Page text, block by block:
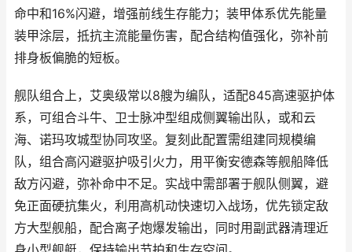
命中和16%闪避，增强前线生存能力；装甲体系优先能量
装甲涂层，抵抗主流能量伤害，配合结构值强化，弥补前
排身板偏脆的短板。
舰队组合上，艾奥级常以8艘为编队，适配845高速驱护体
系，可组合斗牛、卫士脉冲型组成侧翼输出队，或和云
海、诺玛攻城型协同攻坚。复刻此配置需组建同规模编
队，组合高闪避驱护吸引火力，用平衡安德森等舰船降低
敌方闪避，弥补命中不足。实战中需部署于舰队侧翼，避
免正面硬抗集火，利用高机动快速切入战场，优先锁定敌
方大型舰船，配合离子炮爆发输出，同时用副武器清理近